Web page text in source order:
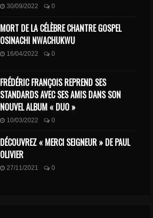
30/09/2022 0
MORT DE LA CÉLÈBRE CHANTRE GOSPEL
OSINACHI NWACHUKWU
16/04/2022 0
FRÉDÉRIC FRANÇOIS REPREND SES
STANDARDS AVEC SES AMIS DANS SON
NOUVEL ALBUM « DUO »
10/03/2022 0
DÉCOUVREZ « MERCI SEIGNEUR » DE PAUL
OLIVIER
27/11/2021 0